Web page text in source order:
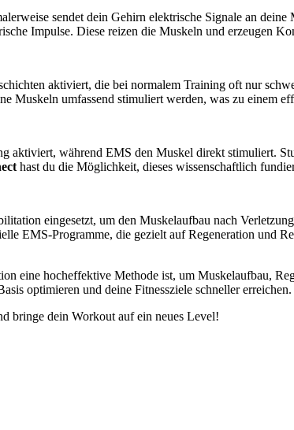
sendet dein Gehirn elektrische Signale an
Impulse. Diese reizen die Muskeln und erzeugen
aktiviert, die bei normalem Training oft nur
Muskeln umfassend stimuliert werden, was zu einem
während EMS den Muskel direkt stimuliert.
hast du die Möglichkeit, dieses wissenschaftlich
eingesetzt, um den Muskelaufbau nach
EMS-Programme, die gezielt auf Regeneration und
eine hocheffektive Methode ist, um Muskelaufbau,
optimieren und deine Fitnessziele schneller erreichen.
bringe dein Workout auf ein neues Level!